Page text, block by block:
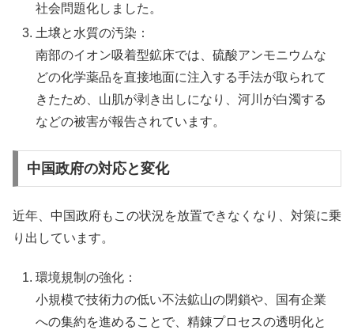
社会問題化しました。
土壌と水質の汚染：
南部のイオン吸着型鉱床では、硫酸アンモニウムな
どの化学薬品を直接地面に注入する手法が取られて
きたため、山肌が剥き出しになり、河川が白濁する
などの被害が報告されています。
中国政府の対応と変化
近年、中国政府もこの状況を放置できなくなり、対策に乗
り出しています。
環境規制の強化：
小規模で技術力の低い不法鉱山の閉鎖や、国有企業
への集約を進めることで、精錬プロセスの透明化と